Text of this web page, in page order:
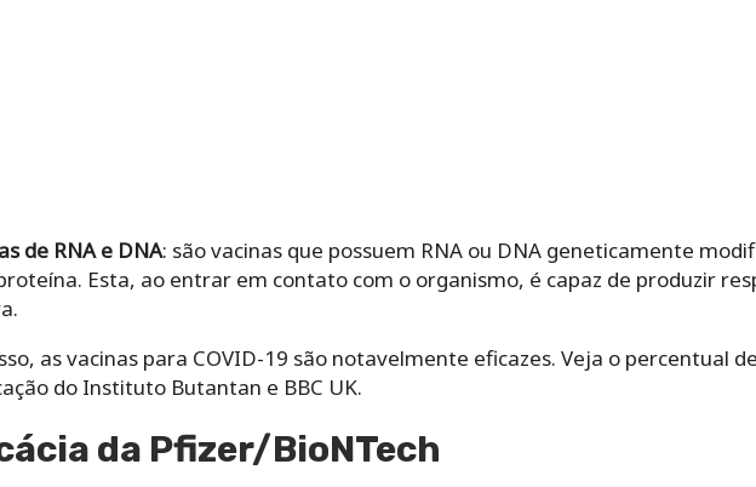
de RNA e DNA: são vacinas que possuem RNA ou DNA geneticamente
Esta, ao entrar em contato com o organismo, é capaz de produzir
as vacinas para COVID-19 são notavelmente eficazes. Veja o percentual
do Instituto Butantan e BBC UK.
da Pfizer/BioNTech